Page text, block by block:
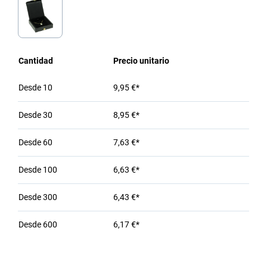
Cantidad Precio unitario
Desde 10 9,95 €*
Desde30 8,95 €*
Desde 60 7,63 €*
Desde 100 6,63 €*
Desde300 6,43 €*
Desde 600 6,17 €*